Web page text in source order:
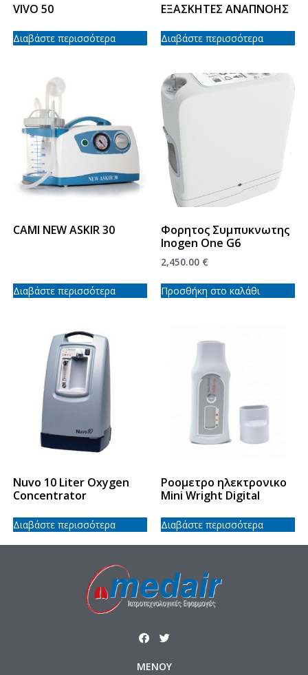
VIVO 50
Διαβάστε περισσότερα
ΕΞΑΣΚΗΤΕΣ ΑΝΑΠΝΟΗΣ
Διαβάστε περισσότερα
CAMI NEW ASKIR 30
Διαβάστε περισσότερα
Φορητος Συμπυκνωτης
Inogen One G6
2,450.00 €
Προσθήκη στο καλάθι
Nuvo 10 Liter Oxygen
Concentrator
Διαβάστε περισσότερα
Ροομετρο ηλεκτρονικο
Mini Wright Digital
Διαβάστε περισσότερα
ΜΕΝΟΥ